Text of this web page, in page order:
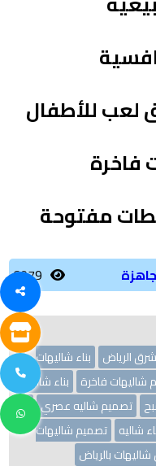
لعب للأطفال
فاخرة
مفتوحة
6079
الرياض
بناء شاليهات
شاليهات فاخرة
بناء شاليه
تصميم شاليه عصري
بناء
شاليه تصميم شاليهات
بالرياض